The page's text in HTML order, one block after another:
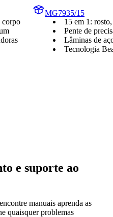
corpo
MG7935/15
15 em 1:
Pente de
Lâminas de
Tecnologia
e suporte ao
manuais aprenda as
quaisquer problemas